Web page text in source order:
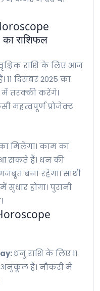
राशिफल
राशि के लिए आज
दिसंबर 2025 का
तरक्की करेंगे।
महत्वपूर्ण प्रोजेक्ट
मिलेगा। काम का
सकते हैं। धन की
बना रहेगा। साथी
होगा। पुरानी
धनु राशि के लिए 11
अनुकूल है। नौकरी में